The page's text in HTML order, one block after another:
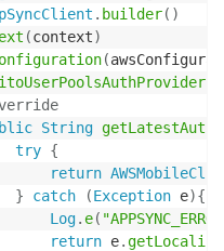
. builder( )
(context)
(
String
try {
return
}
catch (Exception e){
Log. e(
return e.